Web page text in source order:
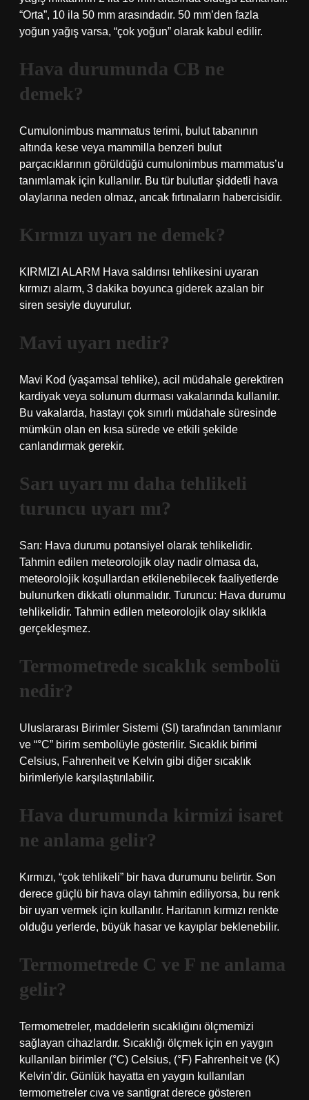
“Orta”, 10 ila 50 mm arasındadır. 50 mm’den fazla
yoğun yağış varsa, “çok yoğun” olarak kabul edilir.
Hava durumunda CB ne
demek?
Cumulonimbus mammatus terimi, bulut tabanının
altında kese veya mammilla benzeri bulut
parçacıklarının görüldüğü cumulonimbus mammatus’u
tanımlamak için kullanılır. Bu tür bulutlar şiddetli hava
olaylarına neden olmaz, ancak fırtınaların habercisidir.
Kırmızı uyarı ne demek?
KIRMIZI ALARM Hava saldırısı tehlikesini uyaran
kırmızı alarm, 3 dakika boyunca giderek azalan bir
siren sesiyle duyurulur.
Mavi uyarı nedir?
Mavi Kod (yaşamsal tehlike), acil müdahale gerektiren
kardiyak veya solunum durması vakalarında kullanılır.
Bu vakalarda, hastayı çok sınırlı müdahale süresinde
mümkün olan en kısa sürede ve etkili şekilde
canlandırmak gerekir.
Sarı uyarı mı daha tehlikeli
turuncu uyarı mı?
Sarı: Hava durumu potansiyel olarak tehlikelidir.
Tahmin edilen meteorolojik olay nadir olmasa da,
meteorolojik koşullardan etkilenebilecek faaliyetlerde
bulunurken dikkatli olunmalıdır. Turuncu: Hava durumu
tehlikelidir. Tahmin edilen meteorolojik olay sıklıkla
gerçekleşmez.
Termometrede sıcaklık sembolü
nedir?
Uluslararası Birimler Sistemi (SI) tarafından tanımlanır
ve “°C” birim sembolüyle gösterilir. Sıcaklık birimi
Celsius, Fahrenheit ve Kelvin gibi diğer sıcaklık
birimleriyle karşılaştırılabilir.
Hava durumunda kirmizi isaret
ne anlama gelir?
Kırmızı, “çok tehlikeli” bir hava durumunu belirtir. Son
derece güçlü bir hava olayı tahmin ediliyorsa, bu renk
bir uyarı vermek için kullanılır. Haritanın kırmızı renkte
olduğu yerlerde, büyük hasar ve kayıplar beklenebilir.
Termometrede C ve F ne anlama
gelir?
Termometreler, maddelerin sıcaklığını ölçmemizi
sağlayan cihazlardır. Sıcaklığı ölçmek için en yaygın
kullanılan birimler (°C) Celsius, (°F) Fahrenheit ve (K)
Kelvin’dir. Günlük hayatta en yaygın kullanılan
termometreler cıva ve santigrat derece gösteren